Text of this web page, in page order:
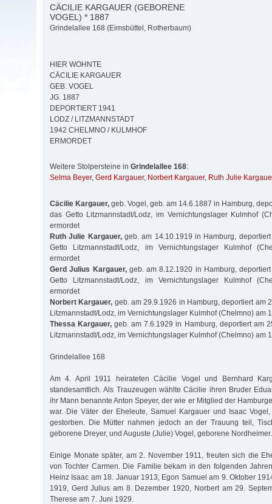
CÄCILIE KARGAUER (GEBORENE
VOGEL) * 1887
Grindelallee 168 (Eimsbüttel, Rotherbaum)
HIER WOHNTE
CÄCILIE KARGAUER
GEB. VOGEL
JG. 1887
DEPORTIERT 1941
LODZ / LITZMANNSTADT
1942 CHELMNO / KULMHOF
ERMORDET
Weitere Stolpersteine in Grindelallee 168:
Selma Beyer, Gerd Kargauer, Norbert Kargauer, Ruth Julie
Cäcilie Kargauer, geb. Vogel, geb. am 14.6.1887 in Hamburg,
das Getto Litzmannstadt/Lodz, im Vernichtungslager Kulmhof
ermordet
Ruth Julie Kargauer,geb. am 14.10.1919 in Hamburg,
Getto Litzmannstadt/Lodz, im Vernichtungslager Kulmhof
ermordet
Gerd Julius Kargauer,geb. am 8.12.1920 in Hamburg,
Getto Litzmannstadt/Lodz, im Vernichtungslager Kulmhof
ermordet
Norbert Kargauer, geb. am 29.9.1926 in Hamburg, deportiert am
Litzmannstadt/Lodz, im Vernichtungslager Kulmhof (Chelmno) am
Thessa Kargauer, geb. am 7.6.1929 in Hamburg, deportiert am
Litzmannstadt/Lodz, im Vernichtungslager Kulmhof (Chelmno) am
Grindelallee 168
Am 4. April 1911 heirateten Cäcilie Vogel und Bernhard
standesamtlich. Als Trauzeugen wählte Cäcilie ihren Bruder
ihr Mann benannte Anton Speyer, der wie er Mitglied der
war. Die Väter der Eheleute, Samuel Kargauer und Isaac
gestorben. Die Mütter nahmen jedoch an der Trauung teil,
geborene Dreyer, und Auguste (Julie) Vogel, geborene Nordheimer.
Einige Monate später, am 2. November 1911, freuten sich die
von Tochter Carmen. Die Familie bekam in den folgenden
Heinz Isaac am 18. Januar 1913, Egon Samuel am 9. Oktober
1919, Gerd Julius am 8. Dezember 1920, Norbert am 29.
Therese am 7. Juni 1929.